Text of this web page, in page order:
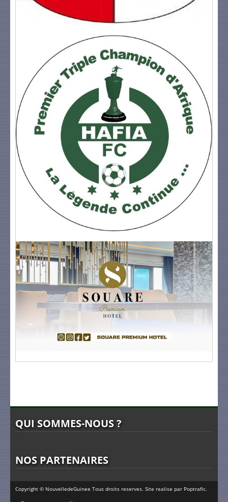
QUI SOMMES-NOUS ?
NOS PARTENAIRES
Copyright © NouvelledeGuinee Tous droits reserves. Site realise par Poptrafic.